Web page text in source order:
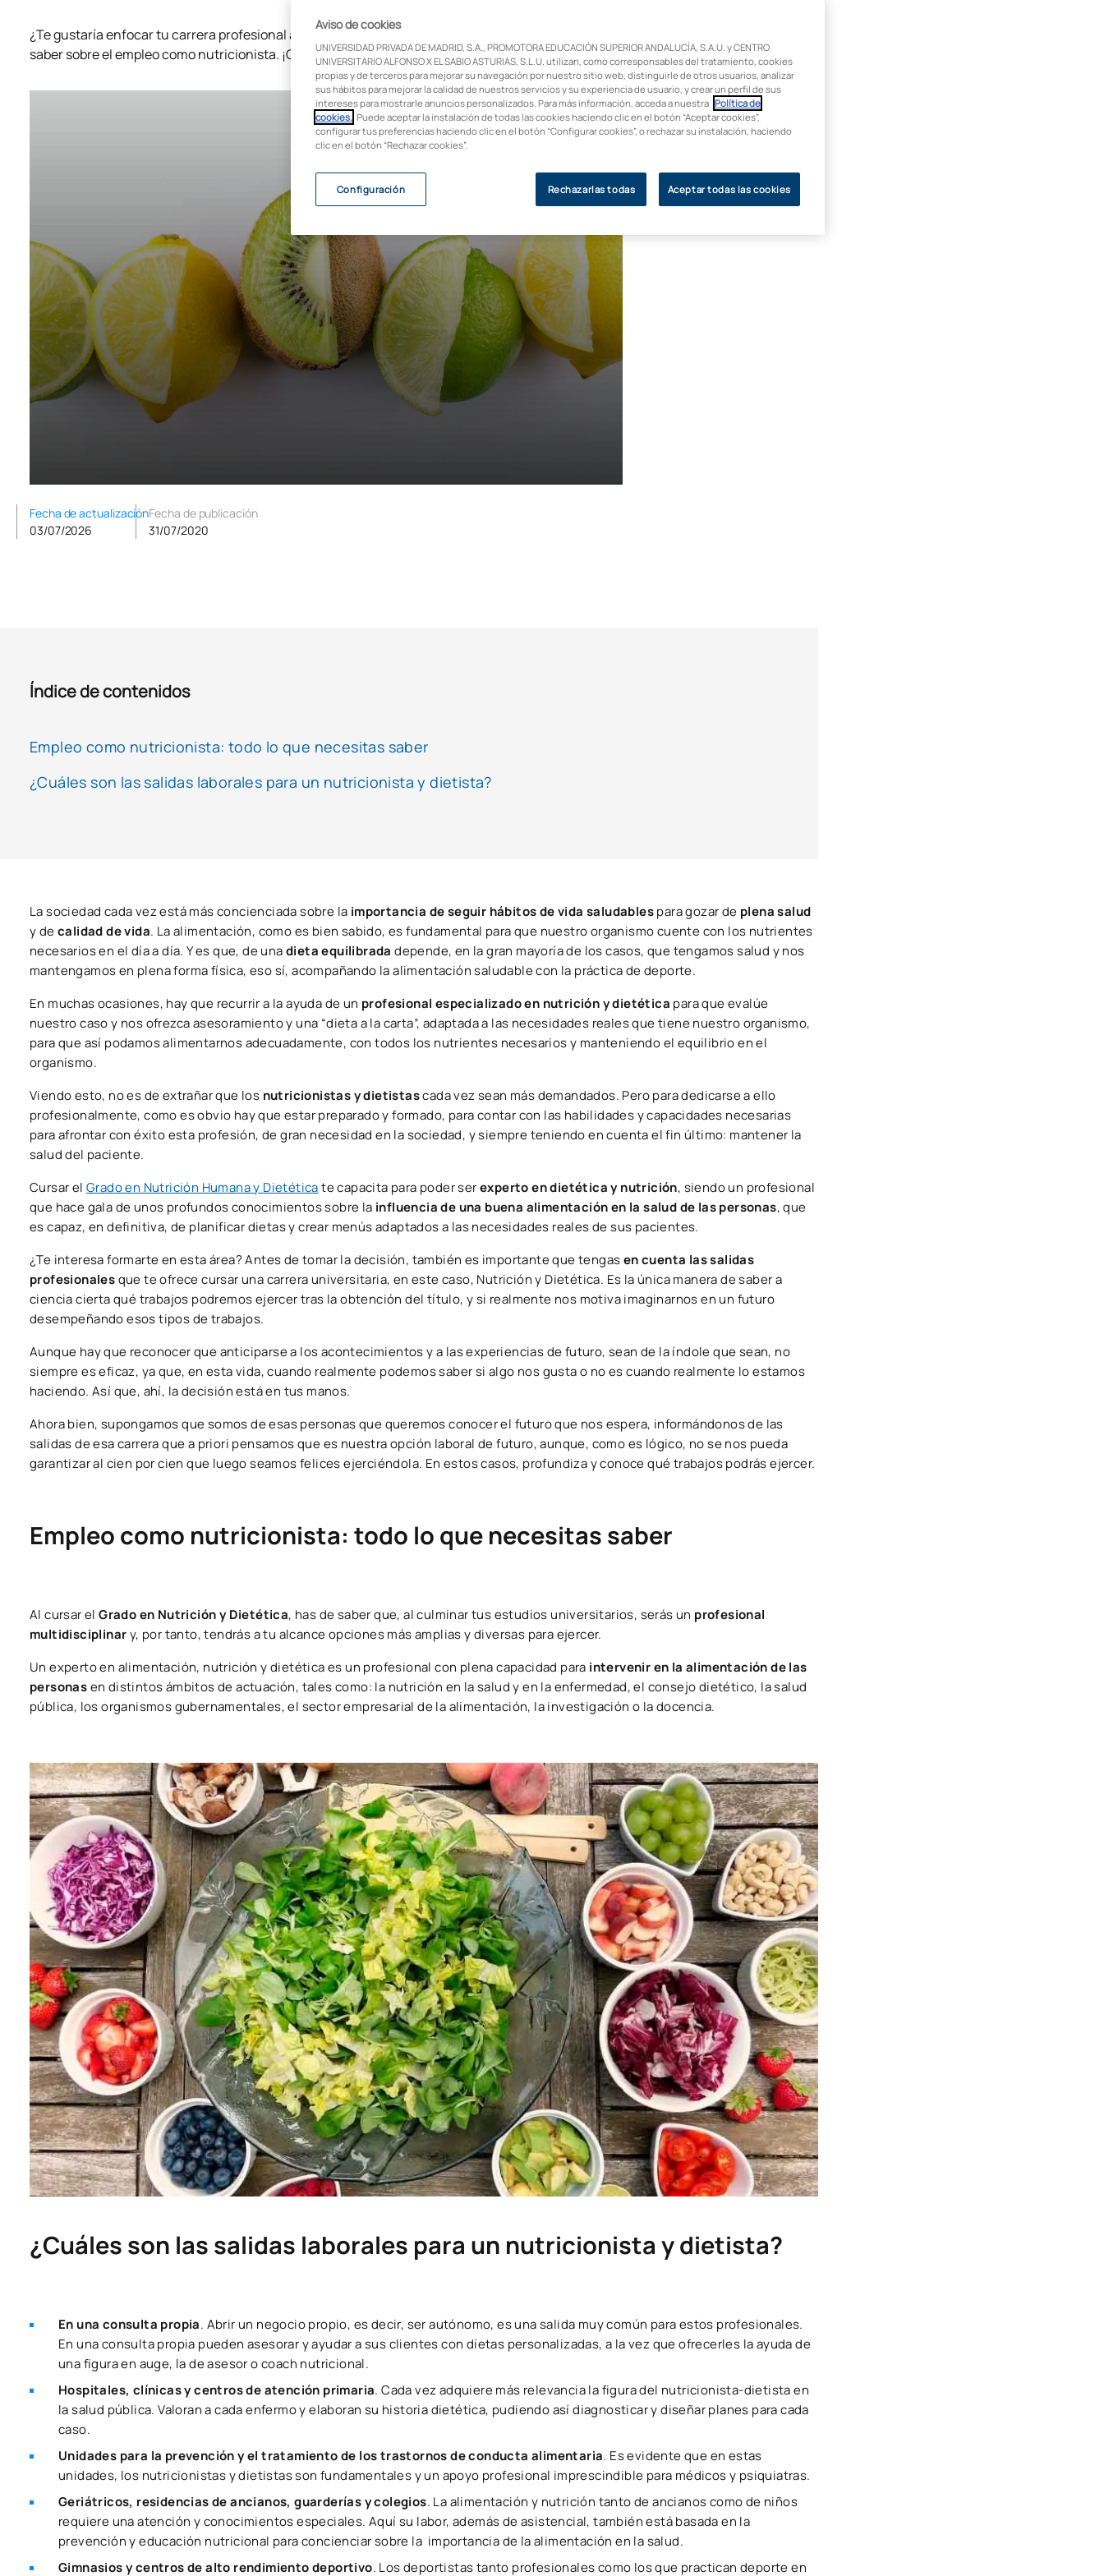
¿Te gustaría enfocar tu carrera profesional al mundo de la nutrición? Conoce todo lo que necesitas
saber sobre el empleo como nutricionista. ¡Continúa leyendo!
Fecha de actualización
03/07/2026
Fecha de publicación
31/07/2020
Índice de contenidos
Empleo como nutricionista: todo lo que necesitas saber
¿Cuáles son las salidas laborales para un nutricionista y dietista?
La sociedad cada vez está más concienciada sobre la importancia de seguir hábitos de vida saludablespara gozar de plena salud
y decalidad de vida. La alimentación, como es bien sabido, es fundamental para que nuestro organismo cuente con los nutrientes
necesarios en el día a día. Y es que, de unadieta equilibrada depende, en la gran mayoría de los casos, que tengamos salud y nos
mantengamos en plena forma física, eso sí, acompañando la alimentación saludable con la práctica de deporte.
En muchas ocasiones, hay que recurrir a la ayuda de un profesional especializado en nutrición y dietética para que evalúe
nuestro caso y nos ofrezca asesoramiento y una “dieta a la carta”, adaptada a las necesidades reales que tiene nuestro organismo,
para que así podamos alimentarnos adecuadamente, con todos los nutrientes necesarios y manteniendo el equilibrio en el
organismo.
Viendo esto, no es de extrañar que los nutricionistas y dietistascada vez sean más demandados. Pero para dedicarse a ello
profesionalmente, como es obvio hay que estar preparado y formado, para contar con las habilidades y capacidades necesarias
para afrontar con éxito esta profesión, de gran necesidad en la sociedad, y siempre teniendo en cuenta el fin último: mantener la
salud del paciente.
Cursar elGrado en Nutrición Humana y Dietéticate capacita para poder serexperto en dietética y nutrición, siendo un profesional
que hace gala de unos profundos conocimientos sobre la influencia de una buena alimentación en la salud de las personas, que
es capaz, en definitiva, de planificar dietas y crear menús adaptados a las necesidades reales de sus pacientes.
¿Te interesa formarte en esta área? Antes de tomar la decisión, también es importante que tengasen cuenta las salidas
profesionalesque te ofrece cursar una carrera universitaria, en este caso, Nutrición y Dietética. Es la única manera de saber a
ciencia cierta qué trabajos podremos ejercer tras la obtención del título, y si realmente nos motiva imaginarnos en un futuro
desempeñando esos tipos de trabajos.
Aunque hay que reconocer que anticiparse a los acontecimientos y a las experiencias de futuro, sean de la índole que sean, no
siempre es eficaz, ya que, en esta vida, cuando realmente podemos saber si algo nos gusta o no es cuando realmente lo estamos
haciendo. Así que, ahí, la decisión está en tus manos.
Ahora bien, supongamos que somos de esas personas que queremos conocer el futuro que nos espera, informándonos de las
salidas de esa carrera que a priori pensamos que es nuestra opción laboral de futuro, aunque, como es lógico, no se nos pueda
garantizar al cien por cien que luego seamos felices ejerciéndola. En estos casos, profundiza y conoce qué trabajos podrás ejercer.
Empleo como nutricionista: todo lo que necesitas saber
Al cursar elGrado en Nutrición y Dietética, has de saber que, al culminar tus estudios universitarios, serás un profesional
multidisciplinary, por tanto, tendrás a tu alcance opciones más amplias y diversas para ejercer.
Un experto en alimentación, nutrición y dietética es un profesional con plena capacidad para intervenir en la alimentación de las
personasen distintos ámbitos de actuación, tales como: la nutrición en la salud y en la enfermedad, el consejo dietético, la salud
pública, los organismos gubernamentales, el sector empresarial de la alimentación, la investigación o la docencia.
¿Cuáles son las salidas laborales para un nutricionista y dietista?
En una consulta propia. Abrir un negocio propio, es decir, ser autónomo, es una salida muy común para estos profesionales.
En una consulta propia pueden asesorar y ayudar a sus clientes con dietas personalizadas, a la vez que ofrecerles la ayuda de
una figura en auge, la de asesor o coach nutricional.
Hospitales, clínicas y centros de atención primaria. Cada vez adquiere más relevancia la figura del nutricionista-dietista en
la salud pública. Valoran a cada enfermo y elaboran su historia dietética, pudiendo así diagnosticar y diseñar planes para cada
caso.
Unidades para la prevención y el tratamiento de los trastornos de conducta alimentaria. Es evidente que en estas
unidades, los nutricionistas y dietistas son fundamentales y un apoyo profesional imprescindible para médicos y psiquiatras.
Geriátricos, residencias de ancianos, guarderías y colegios. La alimentación y nutrición tanto de ancianos como de niños
requiere una atención y conocimientos especiales. Aquí su labor, además de asistencial, también está basada en la
prevención y educación nutricional para concienciar sobre la importancia de la alimentación en la salud.
Gimnasios y centros de alto rendimiento deportivo. Los deportistas tanto profesionales como los que practican deporte en
Aviso de cookies
UNIVERSIDAD PRIVADA DE MADRID, S.A., PROMOTORA EDUCACIÓN SUPERIOR ANDALUCÍA, S.A.U. y CENTRO
UNIVERSITARIO ALFONSO X EL SABIO ASTURIAS, S.L.U. utilizan, como corresponsables del tratamiento, cookies
propias y de terceros para mejorar su navegación por nuestro sitio web, distinguirle de otros usuarios, analizar
sus hábitos para mejorar la calidad de nuestros servicios y su experiencia de usuario, y crear un perfil de sus
intereses para mostrarle anuncios personalizados. Para más información, acceda a nuestra Política de
cookies. . Puede aceptar la instalación de todas las cookies haciendo clic en el botón “Aceptar cookies”,
configurar tus preferencias haciendo clic en el botón “Configurar cookies”, o rechazar su instalación, haciendo
clic en el botón “Rechazar cookies”.
Rechazarlas todas Aceptar todas las cookies
Configuración